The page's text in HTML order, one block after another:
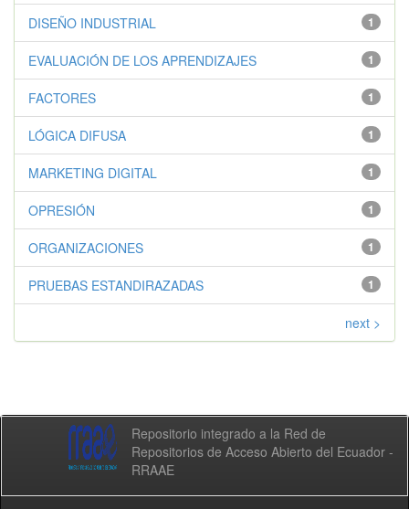
1
DISEÑO INDUSTRIAL
1
EVALUACIÓN DE LOS APRENDIZAJES
1
FACTORES
1
LÓGICA DIFUSA
1
MARKETING DIGITAL
1
OPRESIÓN
1
ORGANIZACIONES
1
PRUEBAS ESTANDIRAZADAS
next >
Repositorio integrado a la Red de
Repositorios de Acceso Abierto del Ecuador -
RRAAE